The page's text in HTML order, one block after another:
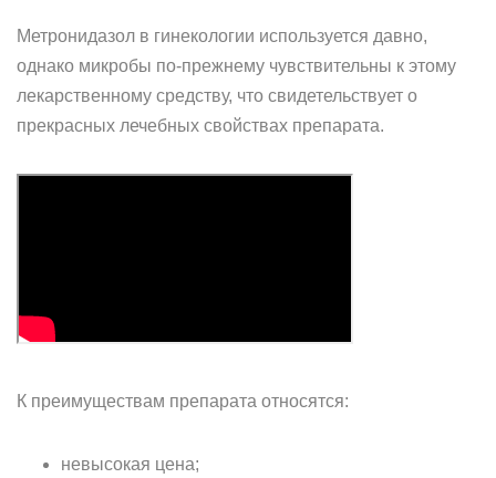
Метронидазол в гинекологии используется давно,
однако микробы по-прежнему чувствительны к этому
лекарственному средству, что свидетельствует о
прекрасных лечебных свойствах препарата.
К преимуществам препарата относятся:
невысокая цена;